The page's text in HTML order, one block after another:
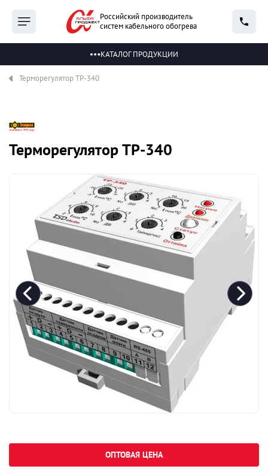
Российский производитель
систем кабельного обогрева
КАТАЛОГ ПРОДУКЦИИ
Терморегулятор ТР-340
Терморегулятор ТР-340
ОПТОВАЯ ЦЕНА